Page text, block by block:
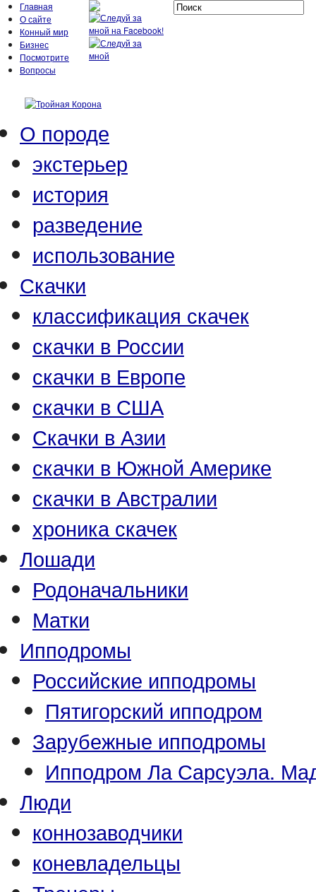
Главная
О сайте
Конный мир
Бизнес
Посмотрите
Вопросы
О породе
экстерьер
история
разведение
использование
Скачки
классификация скачек
скачки в России
скачки в Европе
скачки в США
Скачки в Азии
скачки в Южной Америке
скачки в Австралии
хроника скачек
Лошади
Родоначальники
Матки
Ипподромы
Российские ипподромы
Пятигорский ипподром
Зарубежные ипподромы
Ипподром Ла Сарсуэла.
Люди
коннозаводчики
коневладельцы